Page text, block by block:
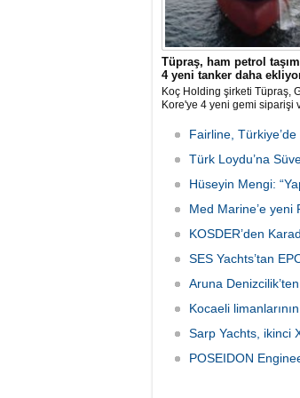
Tüpraş, ham petrol
4 yeni tanker daha
Koç Holding şirketi Tüpraş,
Kore'ye 4 yeni gemi siparişi
aşan, her biri yaklaşık
taşıma kapasitesine sahip
2029 yılı içerisinde teslim
Fairline, Türkiye’de
Türk Loydu’na
Hüseyin Mengi:
Med Marine’e yeni
KOSDER’den
SES Yachts’tan
Aruna
Kocaeli
Sarp Yachts, ikinci
POSEIDON